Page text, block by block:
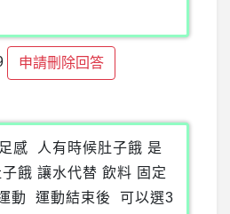
申請刪除回答
感 人有時候肚子餓 是
餓 讓水代替 飲料 固定
動 運動結束後 可以選3